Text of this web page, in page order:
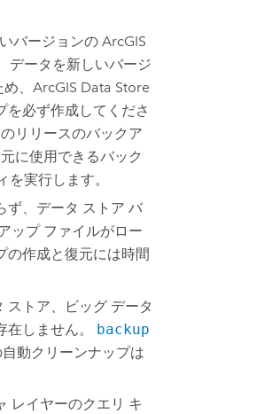
バージョンの ArcGIS
データを新しいバージ
、 ArcGIS Data Store
を必ず作成してくださ
リリースのバックア
に使用できるバック
を実行します。
ず、データ ストア バ
ップ ファイルがロー
の作成と復元には時間
ストア、ビッグ データ
しません。 backup
動クリーンナップは
レイヤーのクエリ キ